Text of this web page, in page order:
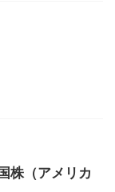
株（アメリカ